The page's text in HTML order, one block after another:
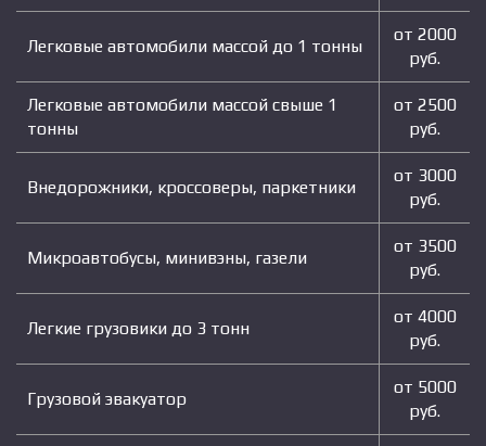
Легковые автомобили массой до 1 тонны
от 2000
руб.
Легковые автомобили массой свыше 1
тонны
от 2500
руб.
Внедорожники, кроссоверы, паркетники
от 3000
руб.
Микроавтобусы, минивэны, газели
от 3500
руб.
Легкие грузовики до 3 тонн
от 4000
руб.
Грузовой эвакуатор
от 5000
руб.